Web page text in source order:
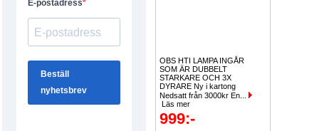
OBS HTI LAMPA INGÅR
SOM ÄR DUBBELT
STARKARE OCH 3X
DYRARE Ny i kartong
Nedsatt från 3000kr En...
Läs mer
999:-